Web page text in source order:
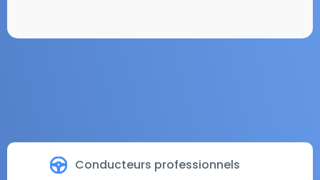
Conducteurs professionnels